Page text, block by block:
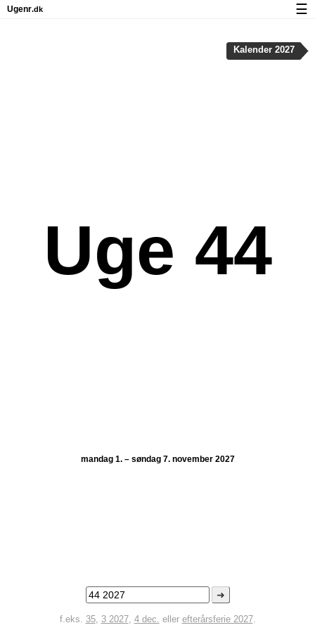
Uge 44
mandag 1. – søndag 7. november 2027
➜
f.eks. 35, 3 2027, 4 dec. eller efterårsferie 2027.
Kalender 2027
Ugenr.dk ☰